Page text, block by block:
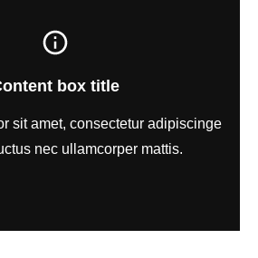
box title
sit amet, consectetur adipiscinge
nec ullamcorper mattis.